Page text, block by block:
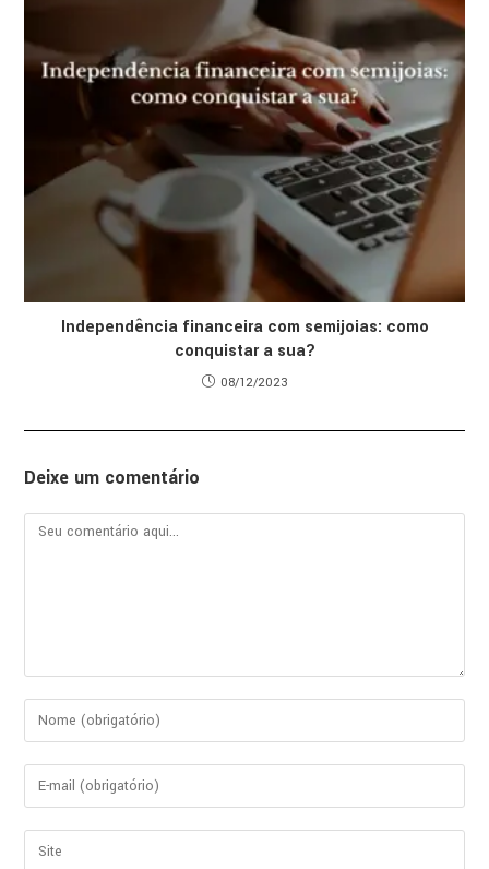
Independência financeira com semijoias: como
conquistar a sua?
08/12/2023
Deixe um comentário